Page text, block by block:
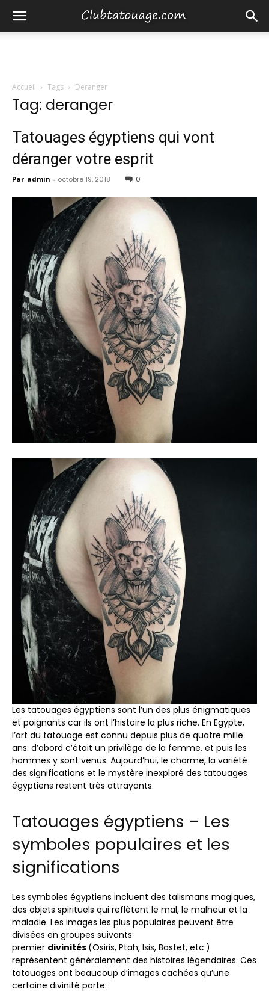
Accueil Tags Deranger
Tag: deranger
Tatouages ​​égyptiens qui vont
déranger votre esprit
Par admin - octobre 19, 2018 0
Les tatouages ​​égyptiens sont l’un des plus énigmatiques
et poignants car ils ont l’histoire la plus riche. En Egypte,
l’art du tatouage est connu depuis plus de quatre mille
ans: d’abord c’était un privilège de la femme, et puis les
hommes y sont venus. Aujourd’hui, le charme, la variété
des significations et le mystère inexploré des tatouages ​​
égyptiens restent très attrayants.
Tatouages ​​égyptiens – Les
symboles populaires et les
significations
Les symboles égyptiens incluent des talismans magiques,
des objets spirituels qui reflètent le mal, le malheur et la
maladie. Les images les plus populaires peuvent être
divisées en groupes suivants:
premier divinités (Osiris, Ptah, Isis, Bastet, etc.)
représentent généralement des histoires légendaires. Ces
tatouages ​​ont beaucoup d’images cachées qu’une
certaine divinité porte: